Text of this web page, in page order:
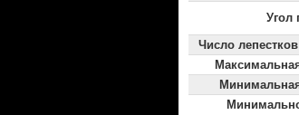
Угол
Число